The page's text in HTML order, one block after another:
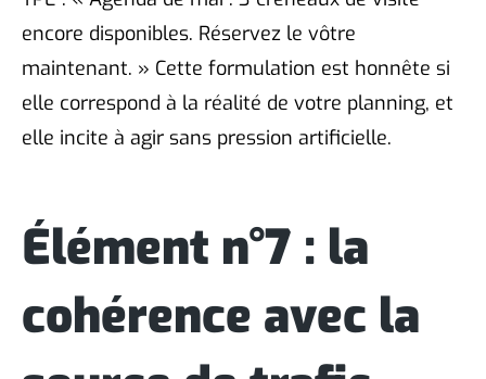
encore disponibles. Réservez le vôtre
maintenant. » Cette formulation est honnête si
elle correspond à la réalité de votre planning, et
elle incite à agir sans pression artificielle.
Élément n°7 : la
cohérence avec la